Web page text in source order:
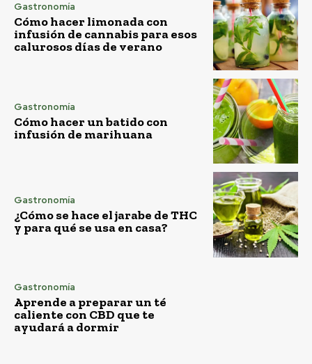
Gastronomía
Cómo hacer limonada con
infusión de cannabis para esos
calurosos días de verano
Gastronomía
Cómo hacer un batido con
infusión de marihuana
Gastronomía
¿Cómo se hace el jarabe de THC
y para qué se usa en casa?
Gastronomía
Aprende a preparar un té
caliente con CBD que te
ayudará a dormir